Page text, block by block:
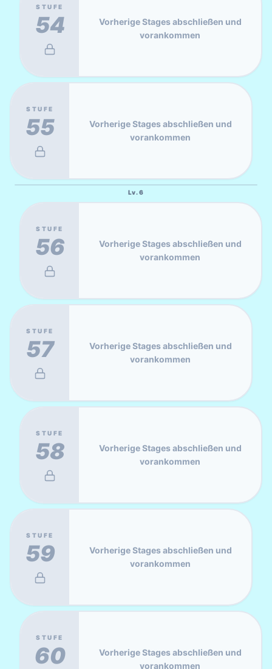
STUFE
54
Vorherige Stages abschließen und
vorankommen
STUFE
55
Vorherige Stages abschließen und
vorankommen
Lv.6
STUFE
56
Vorherige Stages abschließen und
vorankommen
STUFE
57
Vorherige Stages abschließen und
vorankommen
STUFE
58
Vorherige Stages abschließen und
vorankommen
STUFE
59
Vorherige Stages abschließen und
vorankommen
STUFE
60
Vorherige Stages abschließen und
vorankommen